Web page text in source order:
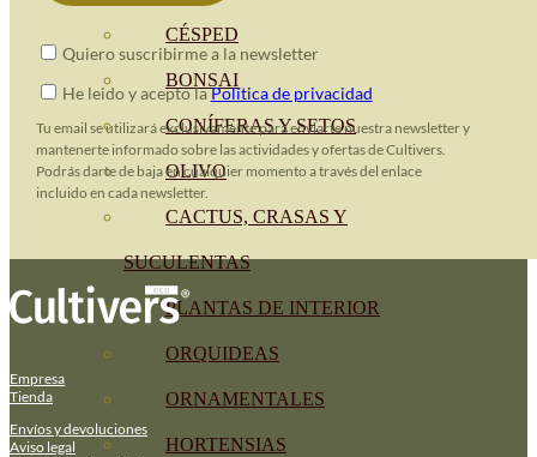
CÉSPED
BONSAI
CONÍFERAS Y SETOS
OLIVO
CACTUS, CRASAS Y
SUCULENTAS
PLANTAS DE INTERIOR
ORQUIDEAS
ORNAMENTALES
HORTENSIAS
Quiero suscribirme a la newsletter
He leido y acepto laPolítica de privacidad
Tu email se utilizará exclusivamente para enviarte nuestra newsletter y
mantenerte informado sobre las actividades y ofertas de Cultivers.
Podrás darte de baja en cualquier momento a través del enlace
incluido en cada newsletter.
Empresa
Tienda
Envíos y devoluciones
Aviso legal